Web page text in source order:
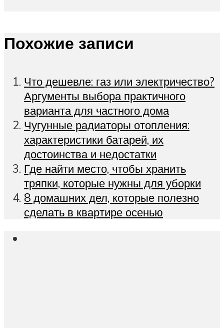
Похожие записи
Что дешевле: газ или электричество?
Аргументы выбора практичного
варианта для частного дома
Чугунные радиаторы отопления:
характеристики батарей, их
достоинства и недостатки
Где найти место, чтобы хранить
тряпки, которые нужны для уборки
8 домашних дел, которые полезно
сделать в квартире осенью